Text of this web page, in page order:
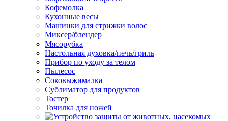
Кофемолка
Кухонные весы
Машинки для стрижки волос
Миксер/блендер
Мясорубка
Настольная духовка/печь/гриль
Прибор по уходу за телом
Пылесос
Соковыжималка
Сублиматор для продуктов
Тостер
Точилка для ножей